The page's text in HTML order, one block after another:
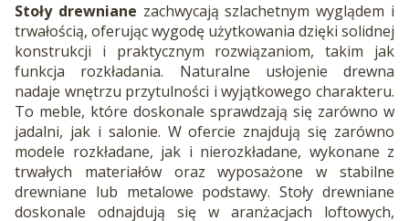
Stoły drewniane zachwycają szlachetnym wyglądem i
trwałością, oferując wygodę użytkowania dzięki solidnej
konstrukcji i praktycznym rozwiązaniom, takim jak
funkcja rozkładania. Naturalne usłojenie drewna
nadaje wnętrzu przytulności i wyjątkowego charakteru.
To meble, które doskonale sprawdzają się zarówno w
jadalni, jak i salonie. W ofercie znajdują się zarówno
modele rozkładane, jak i nierozkładane, wykonane z
trwałych materiałów oraz wyposażone w stabilne
drewniane lub metalowe podstawy. Stoły drewniane
doskonale odnajdują się w aranżacjach loftowych,